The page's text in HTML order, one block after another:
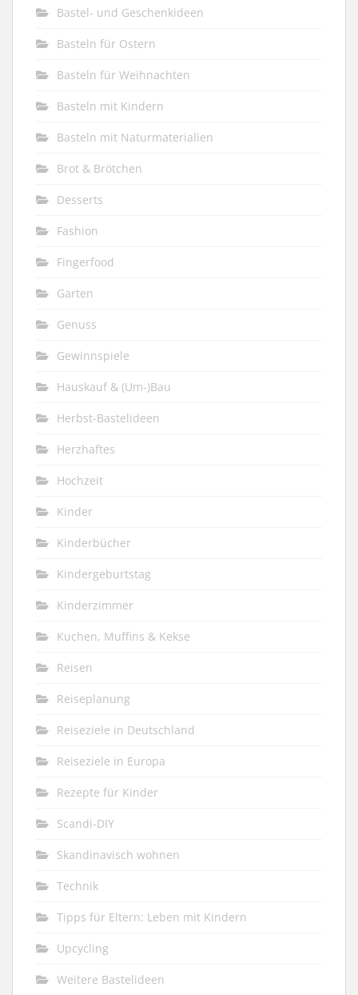
Bastel- und Geschenkideen
Basteln für Ostern
Basteln für Weihnachten
Basteln mit Kindern
Basteln mit Naturmaterialien
Brot & Brötchen
Desserts
Fashion
Fingerfood
Garten
Genuss
Gewinnspiele
Hauskauf & (Um-)Bau
Herbst-Bastelideen
Herzhaftes
Hochzeit
Kinder
Kinderbücher
Kindergeburtstag
Kinderzimmer
Kuchen, Muffins & Kekse
Reisen
Reiseplanung
Reiseziele in Deutschland
Reiseziele in Europa
Rezepte für Kinder
Scandi-DIY
Skandinavisch wohnen
Technik
Tipps für Eltern: Leben mit Kindern
Upcycling
Weitere Bastelideen